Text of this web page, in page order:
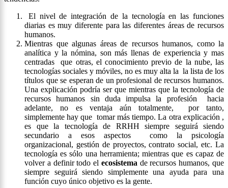
El nivel de integración de la tecnología en las funciones
diarias es muy diferente para las diferentes áreas de recursos
humanos.
Mientras que algunas áreas de recursos humanos, como la
analítica y la nómina, son más llenas de experiencia y mas
centradas que otras, el conocimiento previo de la nube, las
tecnologías sociales y móviles, no es muy alta la la lista de los
títulos que se esperan de un profesional de recursos humanos.
Una explicación podría ser que mientras que la tecnología de
recursos humanos sin duda impulsa la profesión hacia
adelante, no es ventaja aún totalmente, por tanto,
simplemente hay que tomar más tiempo. La otra explicación ,
es que la tecnología de RRHH siempre seguirá siendo
secundario a esos aspectos como la psicología
organizacional, gestión de proyectos, contrato social, etc. La
tecnología es sólo una herramienta; mientras que es capaz de
volver a definir todo el ecosistemade recursos humanos, que
siempre seguirá siendo simplemente una ayuda para una
función cuyo único objetivo es la gente.